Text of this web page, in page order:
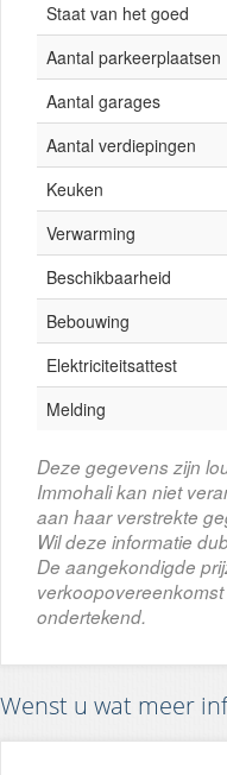
Staat van het goed
Aantal parkeerplaatsen
Aantal garages
Aantal verdiepingen
Keuken
Verwarming
Beschikbaarheid
Bebouwing
Elektriciteitsattest
Melding
Deze gegevens zijn
Immohali kan niet
aan haar verstrekte
Wil deze informatie
De aangekondigde
ondertekend.
Wenst u wat meer